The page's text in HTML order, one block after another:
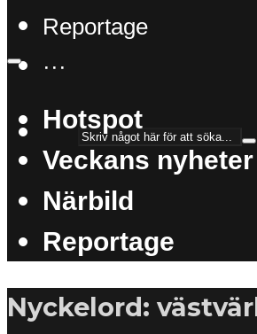
Reportage
···
Hotspot
Veckans nyheter
Närbild
Reportage
Nyckelord: